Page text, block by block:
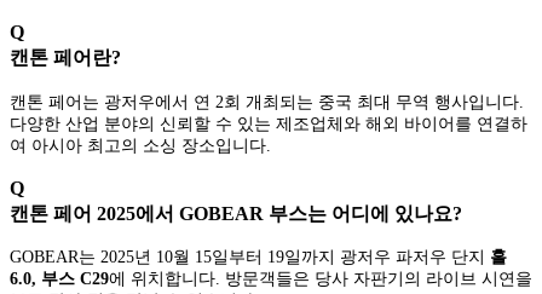
Q
캔톤 페어란?
캔톤 페어는 광저우에서 연 2회 개최되는 중국 최대 무역 행사입니다.
다양한 산업 분야의 신뢰할 수 있는 제조업체와 해외 바이어를 연결하
여 아시아 최고의 소싱 장소입니다.
Q
캔톤 페어 2025에서 GOBEAR 부스는 어디에 있나요?
GOBEAR는 2025년 10월 15일부터 19일까지 광저우 파저우 단지 홀
6.0, 부스 C29에 위치합니다. 방문객들은 당사 자판기의 라이브 시연을